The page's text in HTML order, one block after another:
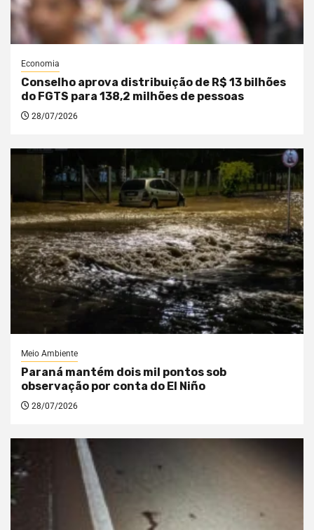
Economia
Conselho aprova distribuição de R$ 13 bilhões
do FGTS para 138,2 milhões de pessoas
28/07/2026
Meio Ambiente
Paraná mantém dois mil pontos sob
observação por conta do El Niño
28/07/2026